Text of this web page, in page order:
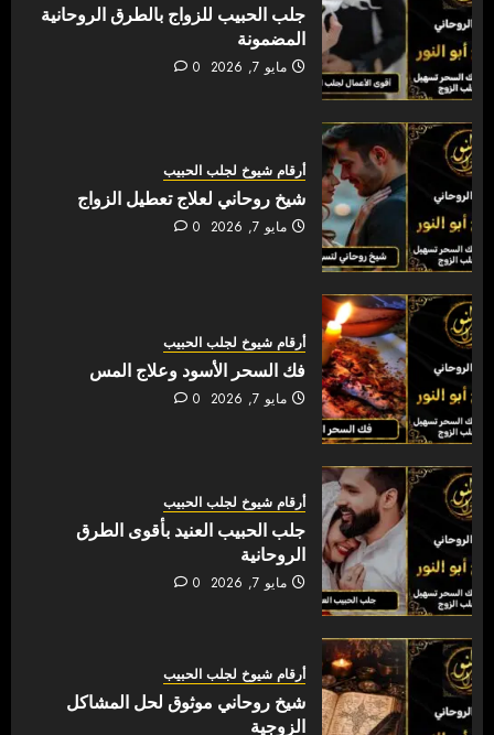
جلب الحبيب للزواج بالطرق الروحانية
المضمونة
مايو 7, 2026 0
أرقام شيوخ لجلب الحبيب
شيخ روحاني لعلاج تعطيل الزواج
مايو 7, 2026 0
أرقام شيوخ لجلب الحبيب
فك السحر الأسود وعلاج المس
مايو 7, 2026 0
أرقام شيوخ لجلب الحبيب
جلب الحبيب العنيد بأقوى الطرق
الروحانية
مايو 7, 2026 0
أرقام شيوخ لجلب الحبيب
شيخ روحاني موثوق لحل المشاكل
الزوجية